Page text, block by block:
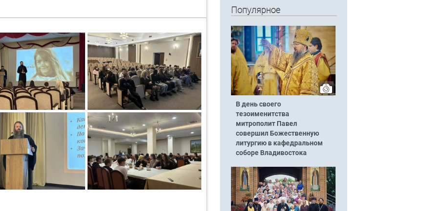
Популярное
В день своего
тезоименитства
митрополит Павел
совершил Божественную
литургию в кафедральном
соборе Владивостока